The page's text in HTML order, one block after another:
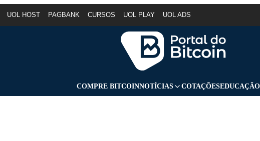
UOL HOST PAGBANK CURSOS UOL PLAY UOL ADS
COMPRE BITCOINNOTÍCIAS COTAÇÕESEDUCAÇÃO